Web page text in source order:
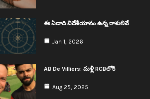
ఈ ఏడాది విదేశీయానం ఉన్న రాశులివే
Jan 1, 2026
AB De Villiers: మ‌ళ్లీ RCBలోకి
Aug 25, 2025